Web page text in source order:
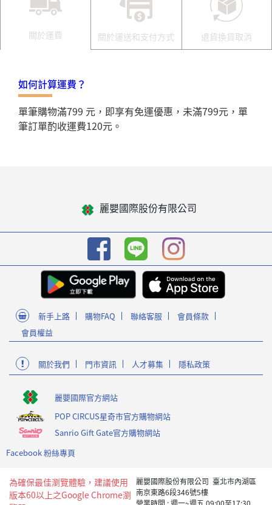
關於運費 關於運送和支付方式 退貨換貨取消
如何計算運費？
單筆購物滿799 元，即享有免運優惠，未滿799元，單
筆訂單酌收運費120元。
麗嬰國際股份有限公司
新手上路 購物FAQ 聯絡客服
會員條款
會員權益
關於我們 門市資訊 人才募集 隱私政策
麗嬰國際官方網站
POP CIRCUS星奇市官方購物網站
Sanrio Gift Gate官方購物網站
Facebook 粉絲專頁
為確保最佳瀏覽體驗，建議使用
版本60以上之Google Chrome瀏
麗嬰國際股份有限公司 臺北市內湖區
南京東路6段346號5樓